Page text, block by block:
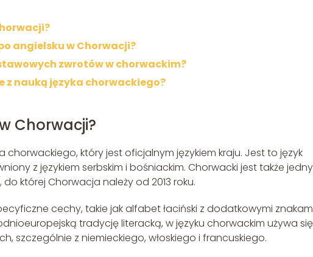
angielsku w Chorwacji?
zwrotów w chorwackim?
z nauką języka chorwackiego?
Chorwacji?
chorwackiego, który jest oficjalnym językiem kraju. Jest to język
z językiem serbskim i bośniackim. Chorwacki jest także
której Chorwacja należy od 2013 roku.
cechy, takie jak alfabet łaciński z dodatkowymi
tradycję literacką, w języku chorwackim używa się
szczególnie z niemieckiego, włoskiego i francuskiego.